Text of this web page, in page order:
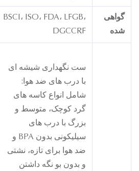
BSCI، ISO، FDA، LFGB،
DGCCRF
ست نگهداری شیشه ای
با درب های ضد هوا:
شامل انواع کاسه های
گرد کوچک، متوسط ​​و
بزرگ با درب های
سیلیکونی بدون BPA و
ضد هوا برای تازه، نشتی
و بدون بو نگه داشتن